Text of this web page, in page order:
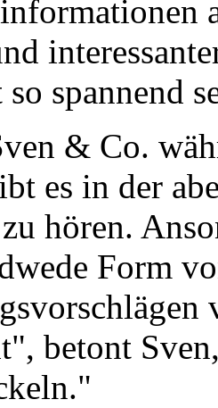
spannend
& Co.
es in der
hören.
Form
betont